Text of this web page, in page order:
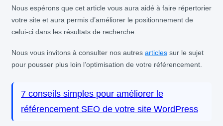
Nous espérons que cet article vous aura aidé à faire répertorier
votre site et aura permis d’améliorer le positionnement de
celui-ci dans les résultats de recherche.
Nous vous invitons à consulter nos autres articles sur le sujet
pour pousser plus loin l’optimisation de votre référencement.
7 conseils simples pour améliorer le
référencement SEO de votre site WordPress